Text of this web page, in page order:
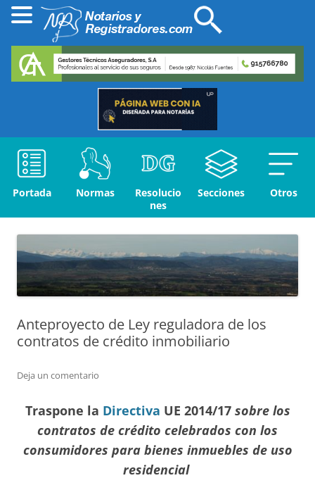
Portada Normas
Resolucio
nes
Secciones Otros
Anteproyecto de Ley reguladora de los
contratos de crédito inmobiliario
Deja un comentario
Traspone la Directiva UE 2014/17 sobre los
contratos de crédito celebrados con los
consumidores para bienes inmuebles de uso
residencial